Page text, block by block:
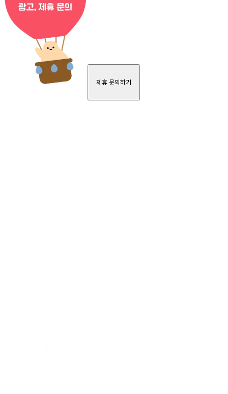
제휴 문의하기